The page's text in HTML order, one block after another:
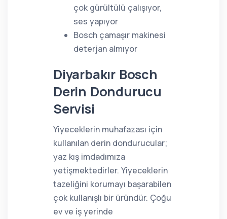
çok gürültülü çalışıyor,
ses yapıyor
Bosch çamaşır makinesi
deterjan almıyor
Diyarbakır Bosch
Derin Dondurucu
Servisi
Yiyeceklerin muhafazası için
kullanılan derin dondurucular;
yaz kış imdadımıza
yetişmektedirler. Yiyeceklerin
tazeliğini korumayı başarabilen
çok kullanışlı bir üründür. Çoğu
ev ve iş yerinde